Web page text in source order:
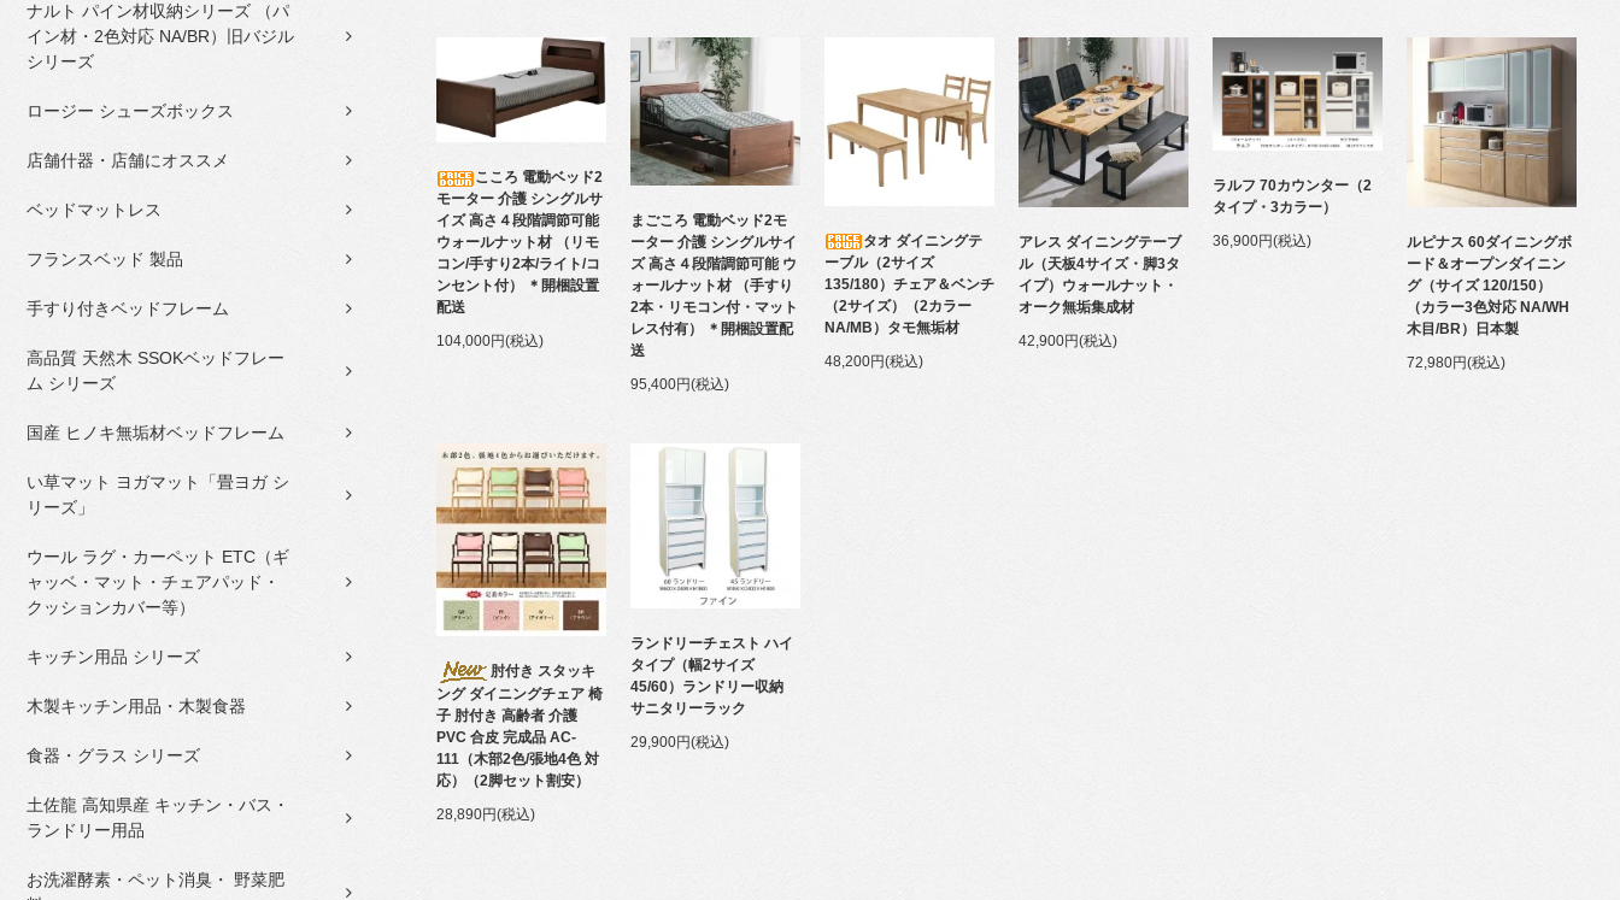
ナルト パイン材収納シリーズ （パ
イン材・2色対応 NA/BR）旧バジル
シリーズ
ロージー シューズボックス
店舗什器・店舗にオススメ
ベッドマットレス
フランスベッド 製品
手すり付きベッドフレーム
高品質 天然木 SSOKベッドフレー
ム シリーズ
国産 ヒノキ無垢材ベッドフレーム
い草マット ヨガマット「畳ヨガ シ
リーズ」
ウール ラグ・カーペット ETC（ギ
ャッベ・マット・チェアパッド・
クッションカバー等）
キッチン用品 シリーズ
木製キッチン用品・木製食器
食器・グラス シリーズ
土佐龍 高知県産 キッチン・バス・
ランドリー用品
お洗濯酵素・ペット消臭・ 野菜肥
こころ 電動ベッド2
モーター 介護 シングルサ
イズ 高さ４段階調節可能
ウォールナット材 （リモ
コン/手すり2本/ライト/コ
ンセント付） ＊開梱設置
配送
104,000円(税込)
まごころ 電動ベッド2モ
ーター 介護 シングルサイ
ズ 高さ４段階調節可能 ウ
ォールナット材 （手すり
2本・リモコン付・マット
レス付有） ＊開梱設置配
送
95,400円(税込)
タオ ダイニングテ
ーブル（2サイズ
135/180）チェア＆ベンチ
（2サイズ）（2カラー
NA/MB）タモ無垢材
48,200円(税込)
アレス ダイニングテーブ
ル（天板4サイズ・脚3タ
イプ）ウォールナット・
オーク無垢集成材
42,900円(税込)
ラルフ 70カウンター（2
タイプ・3カラー）
36,900円(税込)
ルピナス 60ダイニングボ
ード＆オープンダイニン
グ（サイズ 120/150）
（カラー3色対応 NA/WH
木目/BR）日本製
72,980円(税込)
肘付き スタッキ
ング ダイニングチェア 椅
子 肘付き 高齢者 介護
PVC 合皮 完成品 AC-
111（木部2色/張地4色 対
応）（2脚セット割安）
28,890円(税込)
ランドリーチェスト ハイ
タイプ（幅2サイズ
45/60）ランドリー収納
サニタリーラック
29,900円(税込)